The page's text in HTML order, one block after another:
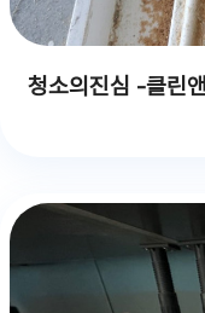
청소의진심 -클린